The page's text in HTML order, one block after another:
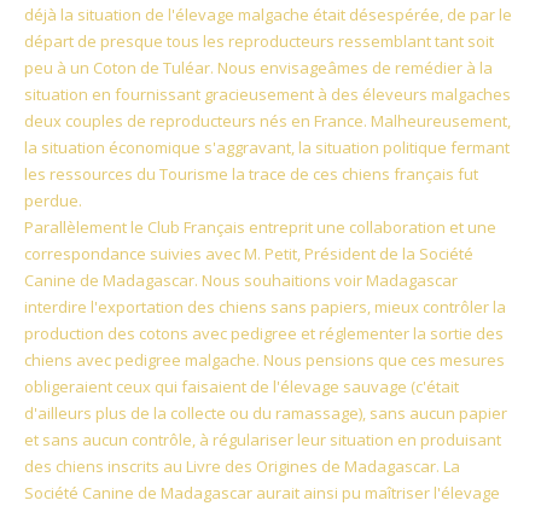
déjà la situation de l'élevage malgache était désespérée, de par le
départ de presque tous les reproducteurs ressemblant tant soit
peu à un Coton de Tuléar. Nous envisageâmes de remédier à la
situation en fournissant gracieusement à des éleveurs malgaches
deux couples de reproducteurs nés en France. Malheureusement,
la situation économique s'aggravant, la situation politique fermant
les ressources du Tourisme la trace de ces chiens français fut
perdue.
Parallèlement le Club Français entreprit une collaboration et une
correspondance suivies avec M. Petit, Président de la Société
Canine de Madagascar. Nous souhaitions voir Madagascar
interdire l'exportation des chiens sans papiers, mieux contrôler la
production des cotons avec pedigree et réglementer la sortie des
chiens avec pedigree malgache. Nous pensions que ces mesures
obligeraient ceux qui faisaient de l'élevage sauvage (c'était
d'ailleurs plus de la collecte ou du ramassage), sans aucun papier
et sans aucun contrôle, à régulariser leur situation en produisant
des chiens inscrits au Livre des Origines de Madagascar. La
Société Canine de Madagascar aurait ainsi pu maîtriser l'élevage